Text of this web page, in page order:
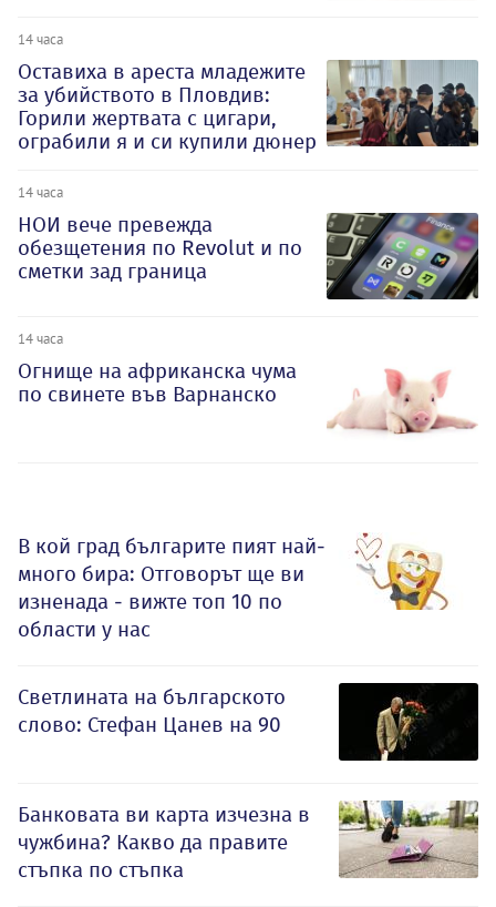
14 часа
Оставиха в ареста младежите
за убийството в Пловдив:
Горили жертвата с цигари,
ограбили я и си купили дюнер
14 часа
НОИ вече превежда
обезщетения по Revolut и по
сметки зад граница
14 часа
Огнище на африканска чума
по свинете във Варнанско
В кой град българите пият най-
много бира: Отговорът ще ви
изненада - вижте топ 10 по
области у нас
Светлината на българското
слово: Стефан Цанев на 90
Банковата ви карта изчезна в
чужбина? Какво да правите
стъпка по стъпка